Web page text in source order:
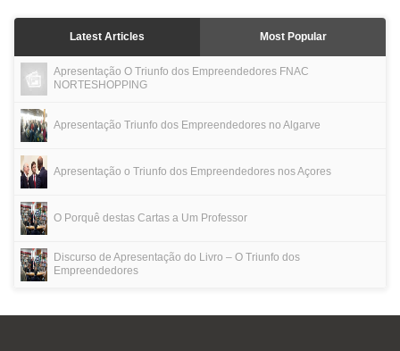
Latest Articles Most Popular
Apresentação O Triunfo dos Empreendedores FNAC
NORTESHOPPING
Apresentação Triunfo dos Empreendedores no Algarve
Apresentação o Triunfo dos Empreendedores nos Açores
O Porquê destas Cartas a Um Professor
Discurso de Apresentação do Livro – O Triunfo dos
Empreendedores